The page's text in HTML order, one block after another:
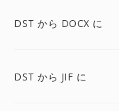
DST から DOCX に
DST から JIF に